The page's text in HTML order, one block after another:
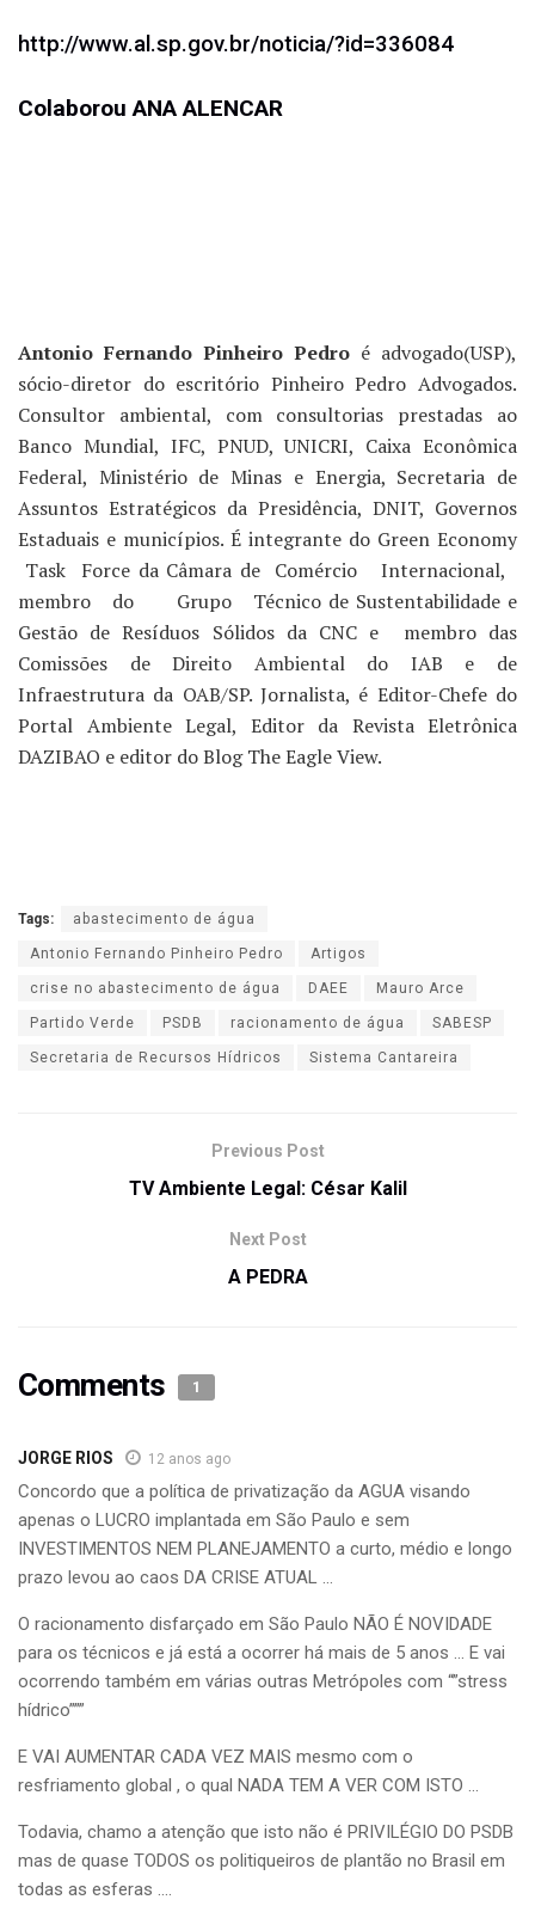
http://www.al.sp.gov.br/noticia/?id=336084
Colaborou ANA ALENCAR
Antonio Fernando Pinheiro Pedro é advogado(USP),
sócio-diretor do escritório Pinheiro Pedro Advogados.
Consultor ambiental, com consultorias prestadas ao
Banco Mundial, IFC, PNUD, UNICRI, Caixa Econômica
Federal, Ministério de Minas e Energia, Secretaria de
Assuntos Estratégicos da Presidência, DNIT, Governos
Estaduais e municípios. É integrante do Green Economy
Task Force da Câmara de Comércio Internacional,
membro do Grupo Técnico de Sustentabilidade e
Gestão de Resíduos Sólidos da CNC e membro das
Comissões de Direito Ambiental do IAB e de
Infraestrutura da OAB/SP. Jornalista, é Editor-Chefe do
Portal Ambiente Legal, Editor da Revista Eletrônica
DAZIBAO e editor do Blog The Eagle View.
Tags: abastecimento de água
Antonio Fernando Pinheiro Pedro Artigos
crise no abastecimento de água DAEE Mauro Arce
Partido Verde PSDB racionamento de água SABESP
Secretaria de Recursos Hídricos Sistema Cantareira
Previous Post
TV Ambiente Legal: César Kalil
Next Post
A PEDRA
Comments 1
JORGE RIOS 12 anos ago
Concordo que a política de privatização da AGUA visando
apenas o LUCRO implantada em São Paulo e sem
INVESTIMENTOS NEM PLANEJAMENTO a curto, médio e longo
prazo levou ao caos DA CRISE ATUAL …
O racionamento disfarçado em São Paulo NÃO É NOVIDADE
para os técnicos e já está a ocorrer há mais de 5 anos … E vai
ocorrendo também em várias outras Metrópoles com “”stress
hídrico”””
E VAI AUMENTAR CADA VEZ MAIS mesmo com o
resfriamento global , o qual NADA TEM A VER COM ISTO …
Todavia, chamo a atenção que isto não é PRIVILÉGIO DO PSDB
mas de quase TODOS os politiqueiros de plantão no Brasil em
todas as esferas ….